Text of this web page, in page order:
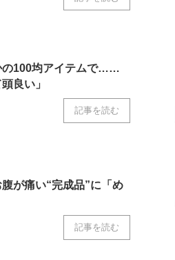
の100均アイテムで……
良い」
記事を読む
が痛い“完成品”に「め
記事を読む